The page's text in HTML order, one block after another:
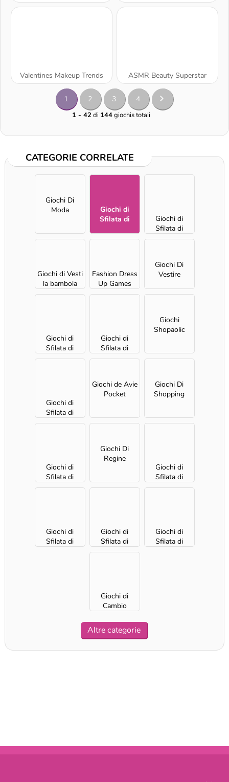
Valentines Makeup Trends ASMR Beauty Superstar
1 2 3 4
1 - 42di 144giochis totali
CATEGORIE CORRELATE
Giochi Di
Moda
Giochi di
Sfilata di
accessori
Giochi di
Sfilata di
moda casual
Giochi di Vesti
la bambola
per ragazze
Fashion Dress
Up Games
Giochi Di
Vestire
Giochi di
Sfilata di
moda coppia
Giochi di
Sfilata di
moda
Giochi
Shopaolic
Giochi di
Sfilata di
moda
Giochi de Avie
Pocket
Giochi Di
Shopping
Giochi di
Sfilata di
moda lifestyle
Giochi Di
Regine
Giochi di
Sfilata di
moda festa
Giochi di
Sfilata di
Giochi di
Sfilata di
moda
Giochi di
Sfilata di
Giochi di
Cambio
ragazze
Altre categorie